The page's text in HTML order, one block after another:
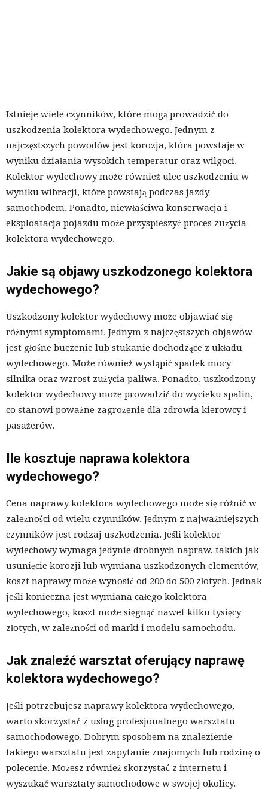
Istnieje wiele czynników, które mogą prowadzić do
uszkodzenia kolektora wydechowego. Jednym z
najczęstszych powodów jest korozja, która powstaje w
wyniku działania wysokich temperatur oraz wilgoci.
Kolektor wydechowy może również ulec uszkodzeniu w
wyniku wibracji, które powstają podczas jazdy
samochodem. Ponadto, niewłaściwa konserwacja i
eksploatacja pojazdu może przyspieszyć proces zużycia
kolektora wydechowego.
Jakie są objawy uszkodzonego kolektora
wydechowego?
Uszkodzony kolektor wydechowy może objawiać się
różnymi symptomami. Jednym z najczęstszych objawów
jest głośne buczenie lub stukanie dochodzące z układu
wydechowego. Może również wystąpić spadek mocy
silnika oraz wzrost zużycia paliwa. Ponadto, uszkodzony
kolektor wydechowy może prowadzić do wycieku spalin,
co stanowi poważne zagrożenie dla zdrowia kierowcy i
pasażerów.
Ile kosztuje naprawa kolektora
wydechowego?
Cena naprawy kolektora wydechowego może się różnić w
zależności od wielu czynników. Jednym z najważniejszych
czynników jest rodzaj uszkodzenia. Jeśli kolektor
wydechowy wymaga jedynie drobnych napraw, takich jak
usunięcie korozji lub wymiana uszkodzonych elementów,
koszt naprawy może wynosić od 200 do 500 złotych. Jednak
jeśli konieczna jest wymiana całego kolektora
wydechowego, koszt może sięgnąć nawet kilku tysięcy
złotych, w zależności od marki i modelu samochodu.
Jak znaleźć warsztat oferujący naprawę
kolektora wydechowego?
Jeśli potrzebujesz naprawy kolektora wydechowego,
warto skorzystać z usług profesjonalnego warsztatu
samochodowego. Dobrym sposobem na znalezienie
takiego warsztatu jest zapytanie znajomych lub rodzinę o
polecenie. Możesz również skorzystać z internetu i
wyszukać warsztaty samochodowe w swojej okolicy.